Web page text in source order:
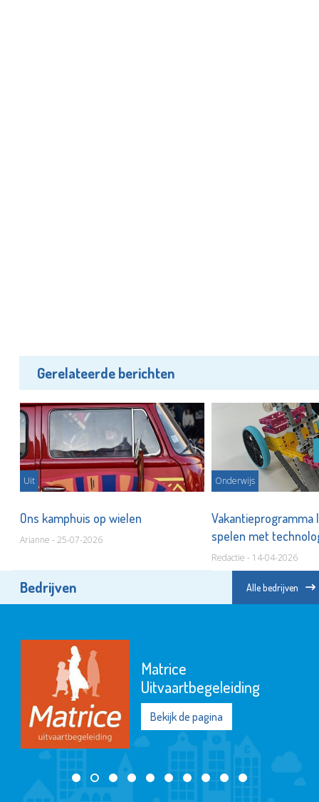
Gerelateerde berichten
Uit
Ons kamphuis op wielen
Arianne - 25-07-2026
Onderwijs
Vakantieprogramma
spelen met
Redactie - 14-04-2026
Bedrijven Alle bedrijven
Matrice
Uitvaartbegeleiding
Bekijk de pagina